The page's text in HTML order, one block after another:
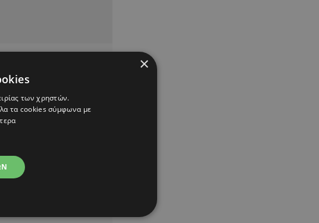
×
των χρηστών.
τα cookies σύμφωνα με